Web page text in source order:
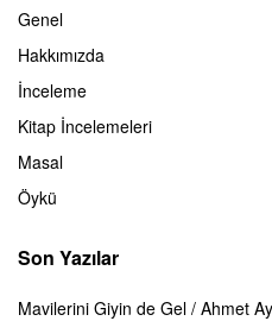
Genel
Hakkımızda
İnceleme
Kitap İncelemeleri
Masal
Öykü
Son Yazılar
Mavilerini Giyin de Gel / Ahmet